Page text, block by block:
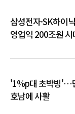
삼성전자·SK하이
영업익 200조원
'1%p대 초박빙'…
호남에 사활